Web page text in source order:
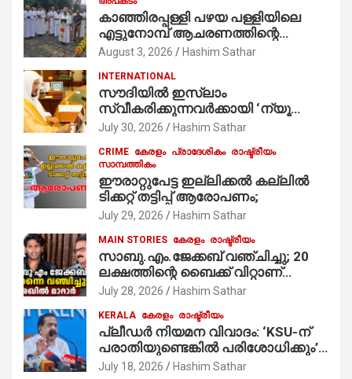
കാഞ്ഞിരപ്പള്ളി പഴയ പള്ളിയിലെ
എട്ടുനോമ്പ് ആചരണത്തിന്റെ
ഭാഗമായുള്ള പന്തലിന്റെ കാൽനാട്ട്
കുര്യൻ താമരശ്ശേരി
നിർവഹിക്കുന്നു.
August 3, 2026 Hashim Sathar
INTERNATIONAL
സൗദിയില്‍ ഇസ്‌ലാം
സ്വീകരിക്കുന്നവര്‍ക്കായി ‘ന്യൂ
മുസ്ലിം’ ഡിജിറ്റല്‍ കാര്‍ഡ് സേവനം
July 30, 2026 Hashim Sathar
CRIME കേരളം പ്രാദേശികം രാഷ്ട്രീയം
സാമ്പത്തികം
ഈരാറ്റുപേട്ട ഇല്ലിക്കൽ കല്ലിൽ
ടിക്കറ്റ് തട്ടിപ്പ് ആരോപണം;
July 29, 2026 Hashim Sathar
MAIN STORIES കേരളം രാഷ്ട്രീയം
സാബു.എം.ജേക്കബ് വഞ്ചിച്ചു; 20
ലക്ഷത്തിന്റെ ബൈക്ക് വിറ്റാണ്
തൃക്കാക്കരയില്‍ മത്സരിച്ചത്!
മാത്രമാണ് ഉണ്ടായിരുന്നത്;
സാബുവിന്റേത് വ്യക്തിപരമായ
നേട്ടത്തിനുള്ള പാര്‍ട്ടി; ഇപ്പോള്‍
ഫോണ്‍ വിളിച്ചാല്‍ എടുക്കില്ല;
July 28, 2026 Hashim Sathar
KERALA കേരളം രാഷ്ട്രീയം
പ്ലീഡർ നിയമന വിവാദം: ‘KSU-ന്
പരാതിയുണ്ടെങ്കിൽ പരിശോധിക്കും’;
രമേശ് ചെന്നിത്തല
July 18, 2026 Hashim Sathar